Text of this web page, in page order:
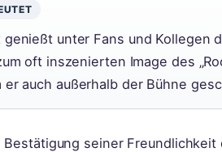
genießt unter Fans und Kollegen
oft inszenierten Image des
er auch außerhalb der Bühne
seiner